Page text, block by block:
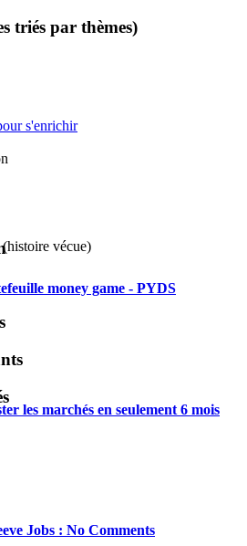
triés par thèmes)
vécue)
money game - PYDS
les marchés en seulement 6 mois
Jobs : No Comments